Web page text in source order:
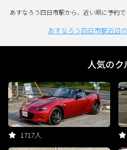
あすなろう四日市駅から、近い順に予約で
あすなろう四日市駅近辺
人気のク
1717人